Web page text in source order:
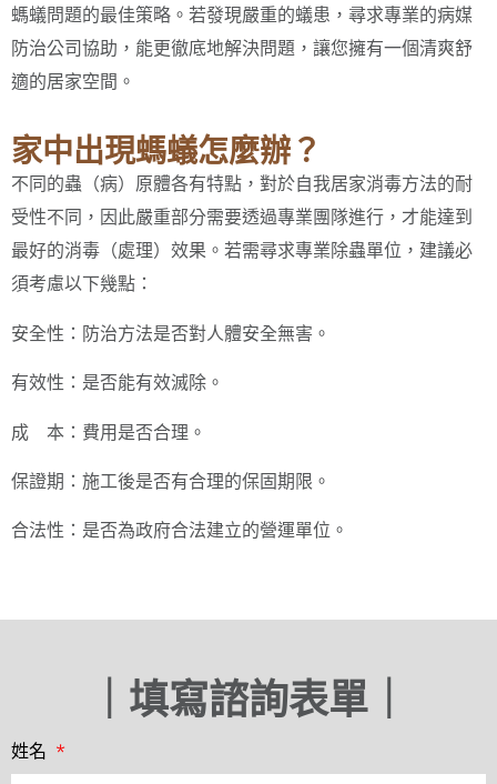
螞蟻問題的最佳策略。若發現嚴重的蟻患，尋求專業的病媒
防治公司協助，能更徹底地解決問題，讓您擁有一個清爽舒
適的居家空間。
家中出現螞蟻怎麼辦？
不同的蟲（病）原體各有特點，對於自我居家消毒方法的耐
受性不同，因此嚴重部分需要透過專業團隊進行，才能達到
最好的消毒（處理）效果。若需尋求專業除蟲單位，建議必
須考慮以下幾點：
安全性：防治方法是否對人體安全無害。
有效性：是否能有效滅除。
成 本：費用是否合理。
保證期：施工後是否有合理的保固期限。
合法性：是否為政府合法建立的營運單位。
｜填寫諮詢表單｜
姓名